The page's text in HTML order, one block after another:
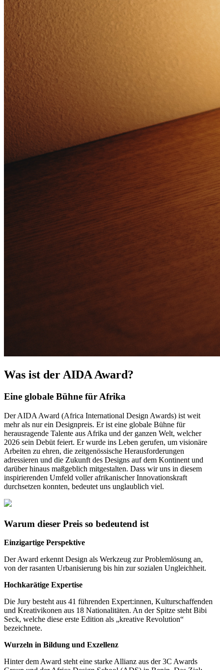
Was ist der AIDA Award?
Eine globale Bühne für Afrika
Der AIDA Award (Africa International Design Awards) ist weit
mehr als nur ein Designpreis. Er ist eine globale Bühne für
herausragende Talente aus Afrika und der ganzen Welt, welcher
2026 sein Debüt feiert. Er wurde ins Leben gerufen, um visionäre
Arbeiten zu ehren, die zeitgenössische Herausforderungen
adressieren und die Zukunft des Designs auf dem Kontinent und
darüber hinaus maßgeblich mitgestalten. Dass wir uns in diesem
inspirierenden Umfeld voller afrikanischer Innovationskraft
durchsetzen konnten, bedeutet uns unglaublich viel.
Warum dieser Preis so bedeutend ist
Einzigartige Perspektive
Der Award erkennt Design als Werkzeug zur Problemlösung an,
von der rasanten Urbanisierung bis hin zur sozialen Ungleichheit.
Hochkarätige Expertise
Die Jury besteht aus 41 führenden Expert:innen, Kulturschaffenden
und Kreativikonen aus 18 Nationalitäten. An der Spitze steht Bibi
Seck, welche diese erste Edition als „kreative Revolution“
bezeichnete.
Wurzeln in Bildung und Exzellenz
Hinter dem Award steht eine starke Allianz aus der 3C Awards